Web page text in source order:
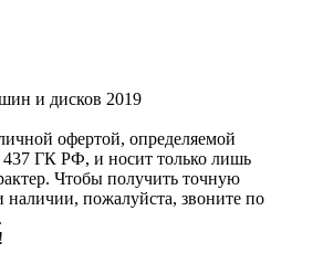
и дисков 2019
офертой, определяемой
ГК РФ, и носит только лишь
Чтобы получить точную
пожалуйста, звоните по